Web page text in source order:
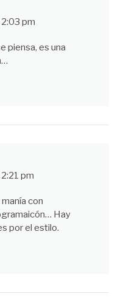
pm
piensa, es una
pm
con
Hay
por el estilo.